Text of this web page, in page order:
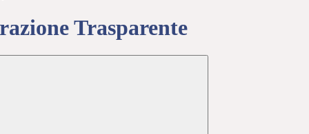
Trasparente